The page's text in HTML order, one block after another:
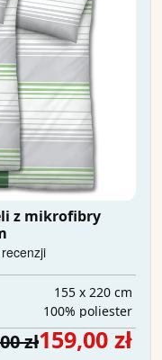
z mikrofibry
155 x 220 cm
100% poliester
zł159,00 zł